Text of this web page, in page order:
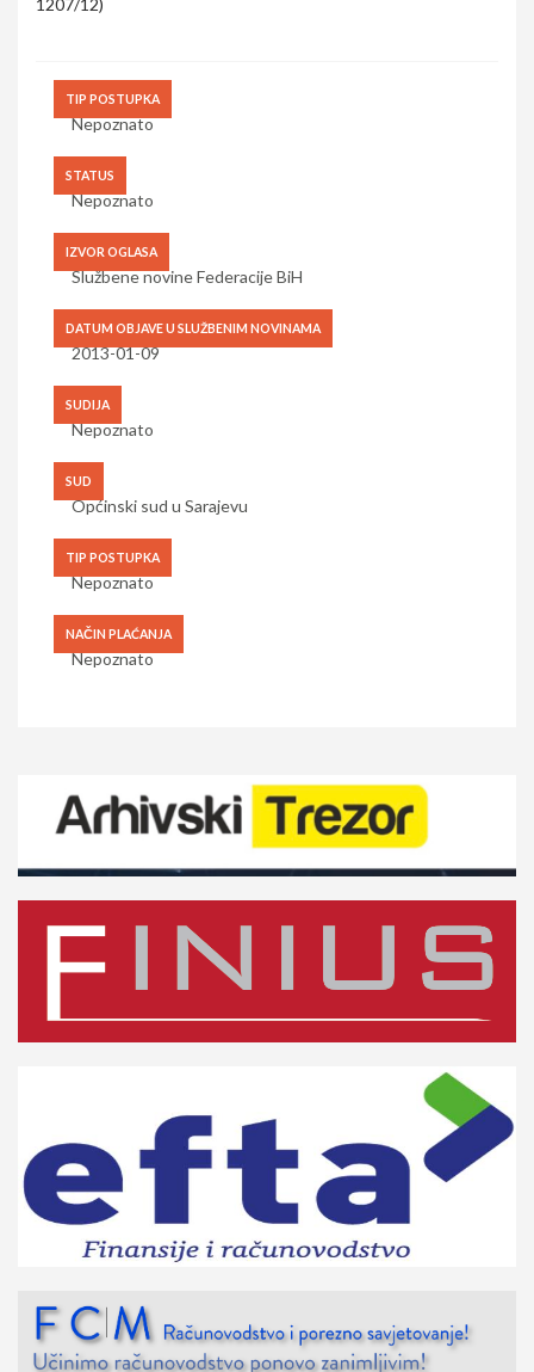
1207/12)
TIP POSTUPKA
Nepoznato
STATUS
Nepoznato
IZVOR OGLASA
Službene novine Federacije BiH
DATUM OBJAVE U SLUŽBENIM NOVINAMA
2013-01-09
SUDIJA
Nepoznato
SUD
Općinski sud u Sarajevu
TIP POSTUPKA
Nepoznato
NAČIN PLAĆANJA
Nepoznato